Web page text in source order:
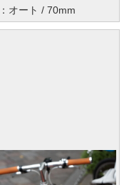
オート / 70mm